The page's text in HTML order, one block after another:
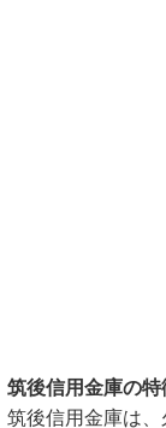
筑後信用金庫の特
筑後信用金庫は